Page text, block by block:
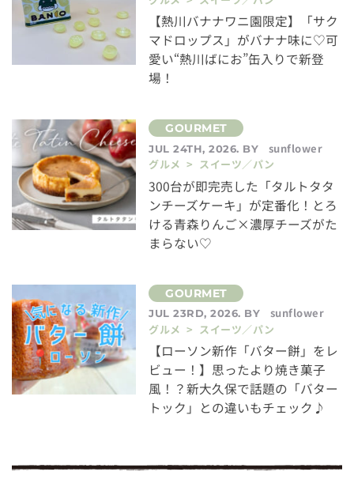
【熱川バナナワニ園限定】「サク
マドロップス」がバナナ味に♡可
愛い“熱川ばにお”缶入りで新登
場！
JUL 24TH, 2026. BY
sunflower
グルメ > スイーツ／パン
300台が即完売した「タルトタタ
ンチーズケーキ」が定番化！とろ
ける青森りんご×濃厚チーズがた
まらない♡
JUL 23RD, 2026. BY
sunflower
グルメ > スイーツ／パン
【ローソン新作「バター餅」をレ
ビュー！】思ったより焼き菓子
風！？新大久保で話題の「バター
トック」との違いもチェック♪